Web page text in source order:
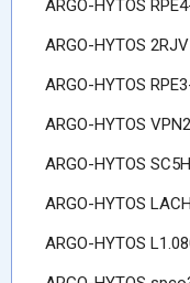
ARGO-HYTOS
ARGO-HYTOS
ARGO-HYTOS
ARGO-HYTOS
ARGO-HYTOS
ARGO-HYTOS
ARGO-HYTOS